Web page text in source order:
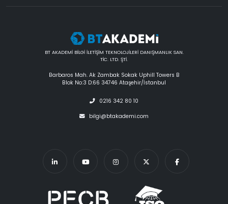
BT AKADEMİ BİLGİ İLETİŞİM TEKNOLOJİLERİ DANIŞMANLIK SAN.
TİC. LTD. ŞTİ.
Barbaros Mah. Ak Zambak Sokak Uphill Towers B
Blok No:3 D:66 34746 Ataşehir/İstanbul
0216 342 80 10
bilgi@btakademi.com